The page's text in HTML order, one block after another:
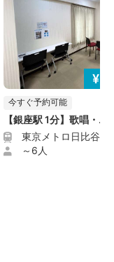
て管理をしてい
する紛失、盗難な
せん。
身事故および自ら
品等の盗難・破損
は一切の責任を
議室を利用できな
の責任を負いま
¥
今すぐ予約可能
【銀座駅 1分】歌唱・...
東京メトロ日比谷線
～6人